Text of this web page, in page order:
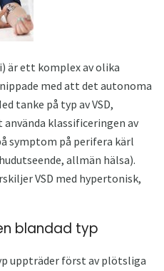
är ett komplex av olika
med att det autonoma
tanke på typ av VSD,
klassificeringen av
symptom på perifera kärl
allmän hälsa).
VSD med hypertonisk,
blandad typ
uppträder först av plötsliga